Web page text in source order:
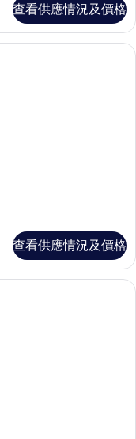
查看供應情況及價格
房 | 埃及棉床單、高級寢具
查看供應情況及價格
房 | 埃及棉床單、高級寢具